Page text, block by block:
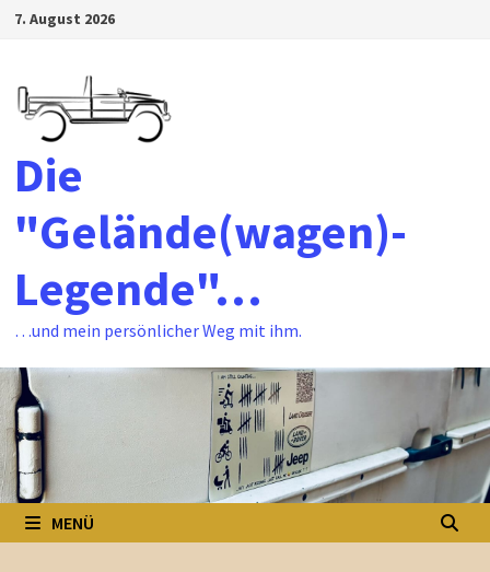
Zum7. August 2026
Die
"Gelände(wagen)-
Legende"…
…und mein persönlicher Weg mit ihm.
MENÜ